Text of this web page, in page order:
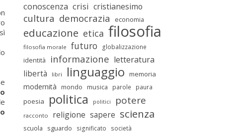
conoscenza crisi cristianesimo
cultura democrazia economia
educazione etica filosofia
filosofia morale futuro globalizzazione
identità informazione letteratura
libertà
libri linguaggio memoria
modernità mondo musica parole paura
poesia politica politici potere
racconto religione sapere scienza
scuola sguardo significato società